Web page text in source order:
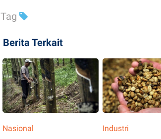
Tag
Berita Terkait
Nasional Industri